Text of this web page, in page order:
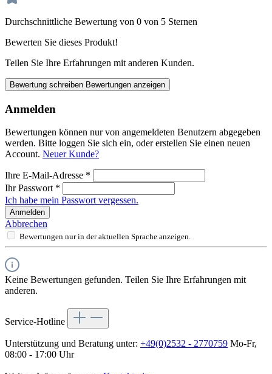
Durchschnittliche Bewertung von 0 von 5 Sternen
Bewerten Sie dieses Produkt!
Teilen Sie Ihre Erfahrungen mit anderen Kunden.
Bewertung schreiben Bewertungen anzeigen
Anmelden
Bewertungen können nur von angemeldeten Benutzern abgegeben
werden. Bitte loggen Sie sich ein, oder erstellen Sie einen neuen
Account. Neuer Kunde?
Ihre E-Mail-Adresse *
Ihr Passwort *
Ich habe mein Passwort vergessen.
Anmelden
Abbrechen
Bewertungen nur in der aktuellen Sprache anzeigen.
Keine Bewertungen gefunden. Teilen Sie Ihre Erfahrungen mit
anderen.
Service-Hotline
Unterstützung und Beratung unter: +49(0)2532 - 2770759 Mo-Fr,
08:00 - 17:00 Uhr